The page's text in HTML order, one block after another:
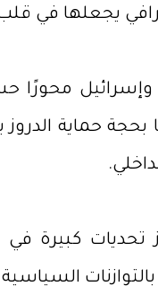
يجعلها في
محورًا
بحجة حماية
كبيرة